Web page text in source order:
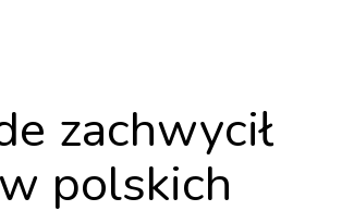
zachwycił
polskich